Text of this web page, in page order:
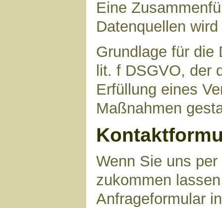
Eine
Datenquellen
Grundlage für die
lit. f DSGVO, der
Erfüllung eines
Maßnahmen
Wenn Sie uns
zukommen
Anfrageformular